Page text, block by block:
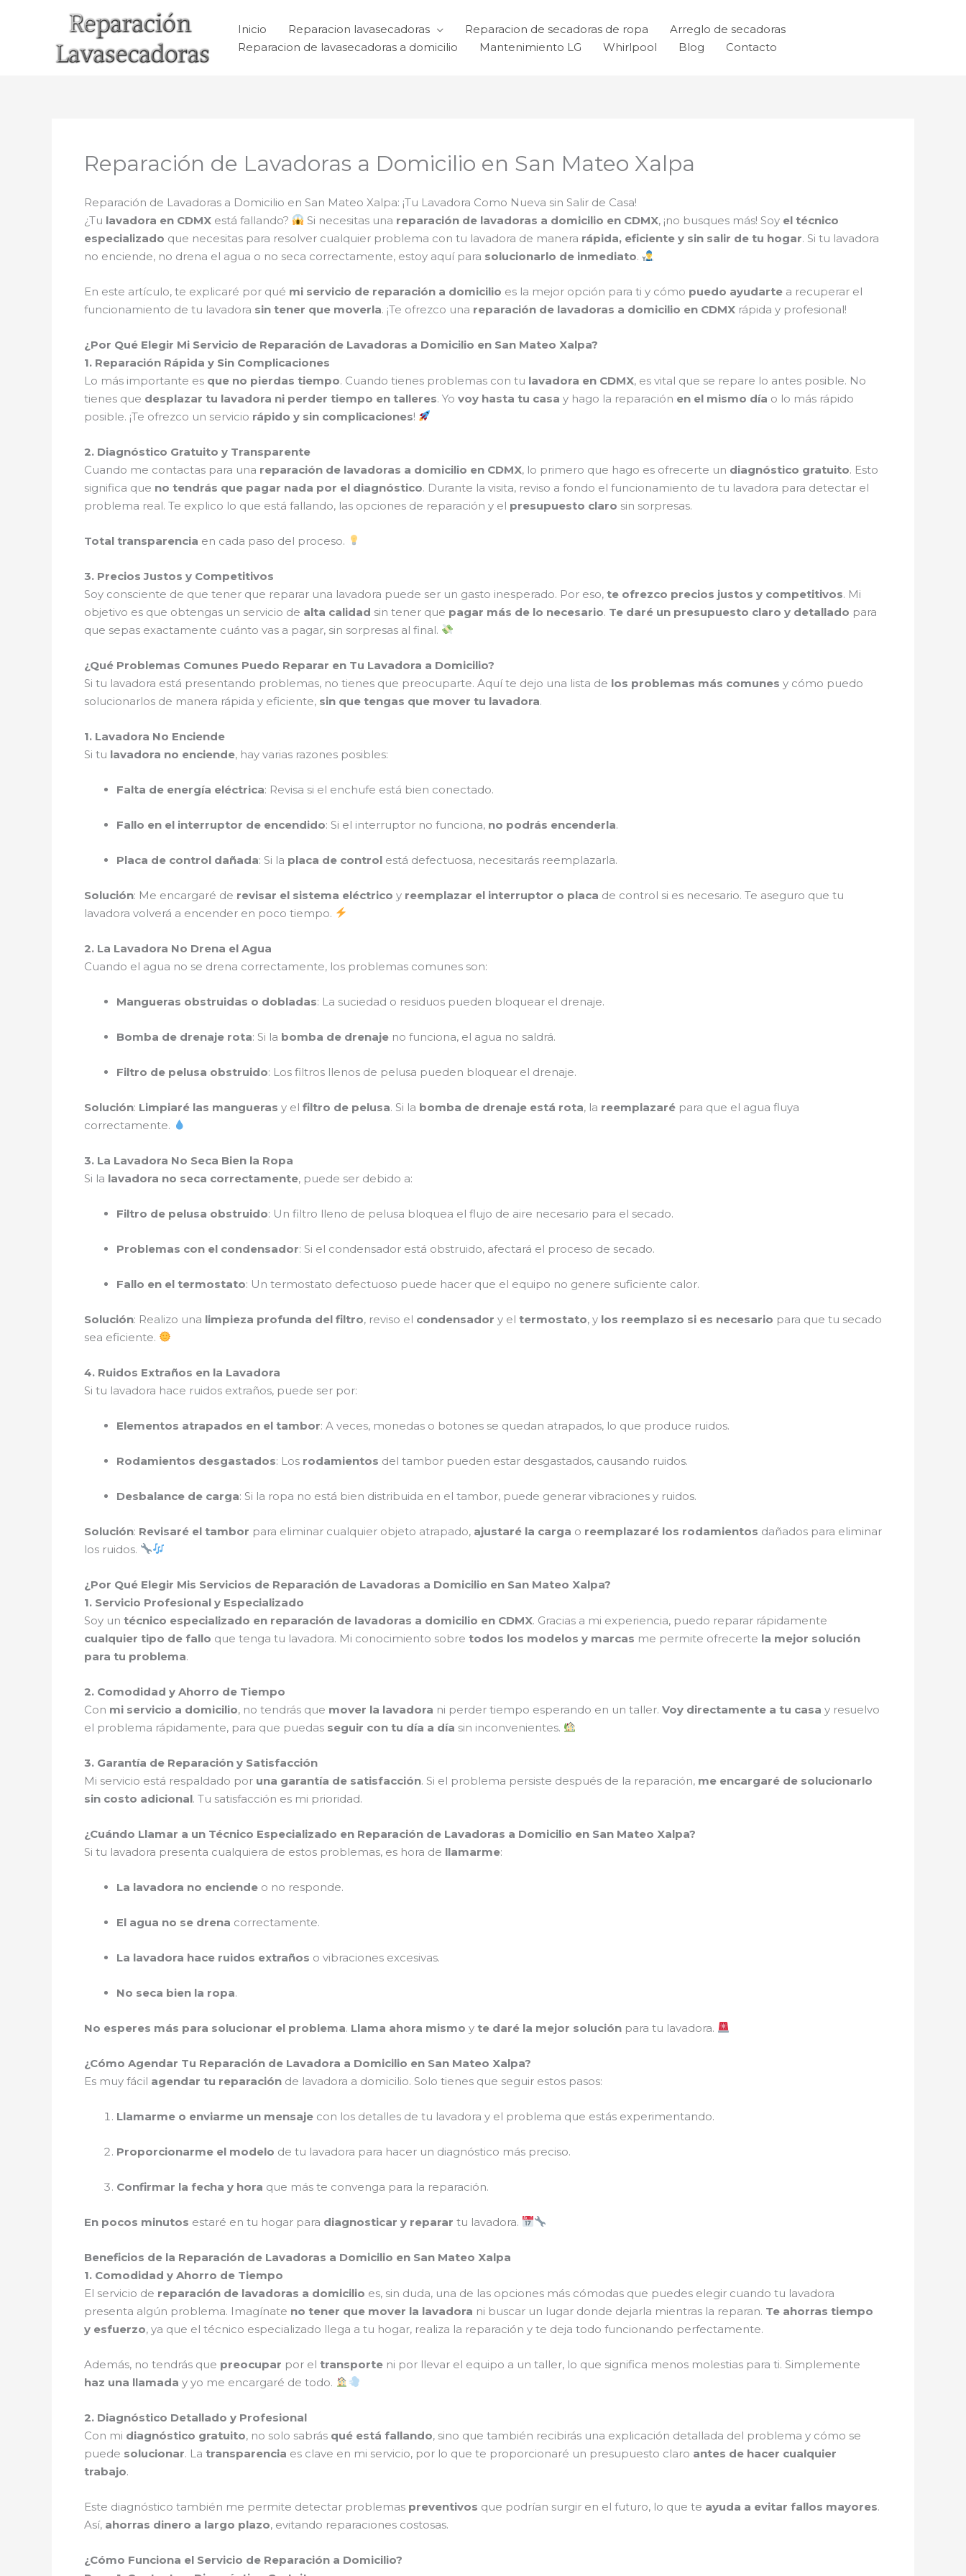
Inicio Reparacion lavasecadoras Reparacion de secadoras de ropa
Arreglo de secadoras
Reparacion de lavasecadoras a domicilio
Mantenimiento LG Whirlpool Blog Contacto
Reparación de Lavadoras a Domicilio en San Mateo Xalpa
Reparación de Lavadoras a Domicilio en San Mateo Xalpa: ¡Tu Lavadora Como Nueva sin Salir de Casa!
¿Tu lavadora en CDMX está fallando? Si necesitas una reparación de lavadoras a domicilio en CDMX, ¡no busques más! Soy el técnico
especializado que necesitas para resolver cualquier problema con tu lavadora de manera rápida, eficiente y sin salir de tu hogar. Si tu lavadora
no enciende, no drena el agua o no seca correctamente, estoy aquí para solucionarlo de inmediato.
En este artículo, te explicaré por qué mi servicio de reparación a domicilio es la mejor opción para ti y cómo puedo ayudarte a recuperar el
funcionamiento de tu lavadora sin tener que moverla. ¡Te ofrezco una reparación de lavadoras a domicilio en CDMX rápida y profesional!
¿Por Qué Elegir Mi Servicio de Reparación de Lavadoras a Domicilio en San Mateo Xalpa?
1. Reparación Rápida y Sin Complicaciones
Lo más importante es que no pierdas tiempo. Cuando tienes problemas con tu lavadora en CDMX, es vital que se repare lo antes posible. No
tienes que desplazar tu lavadora ni perder tiempo en talleres. Yo voy hasta tu casa y hago la reparación en el mismo día o lo más rápido
posible. ¡Te ofrezco un servicio rápido y sin complicaciones!
2. Diagnóstico Gratuito y Transparente
Cuando me contactas para una reparación de lavadoras a domicilio en CDMX, lo primero que hago es ofrecerte un diagnóstico gratuito. Esto
significa que no tendrás que pagar nada por el diagnóstico. Durante la visita, reviso a fondo el funcionamiento de tu lavadora para detectar el
problema real. Te explico lo que está fallando, las opciones de reparación y el presupuesto claro sin sorpresas.
Total transparencia en cada paso del proceso.
3. Precios Justos y Competitivos
Soy consciente de que tener que reparar una lavadora puede ser un gasto inesperado. Por eso, te ofrezco precios justos y competitivos. Mi
objetivo es que obtengas un servicio de alta calidad sin tener que pagar más de lo necesario. Te daré un presupuesto claro y detallado para
que sepas exactamente cuánto vas a pagar, sin sorpresas al final.
¿Qué Problemas Comunes Puedo Reparar en Tu Lavadora a Domicilio?
Si tu lavadora está presentando problemas, no tienes que preocuparte. Aquí te dejo una lista de los problemas más comunes y cómo puedo
solucionarlos de manera rápida y eficiente, sin que tengas que mover tu lavadora.
1. Lavadora No Enciende
Si tu lavadora no enciende, hay varias razones posibles:
Falta de energía eléctrica: Revisa si el enchufe está bien conectado.
Fallo en el interruptor de encendido: Si el interruptor no funciona, no podrás encenderla.
Placa de control dañada: Si la placa de control está defectuosa, necesitarás reemplazarla.
Solución: Me encargaré de revisar el sistema eléctrico y reemplazar el interruptor o placa de control si es necesario. Te aseguro que tu
lavadora volverá a encender en poco tiempo.
2. La Lavadora No Drena el Agua
Cuando el agua no se drena correctamente, los problemas comunes son:
Mangueras obstruidas o dobladas: La suciedad o residuos pueden bloquear el drenaje.
Bomba de drenaje rota: Si la bomba de drenaje no funciona, el agua no saldrá.
Filtro de pelusa obstruido: Los filtros llenos de pelusa pueden bloquear el drenaje.
Solución: Limpiaré las mangueras y el filtro de pelusa. Si la bomba de drenaje está rota, la reemplazaré para que el agua fluya
correctamente.
3. La Lavadora No Seca Bien la Ropa
Si la lavadora no seca correctamente, puede ser debido a:
Filtro de pelusa obstruido: Un filtro lleno de pelusa bloquea el flujo de aire necesario para el secado.
Problemas con el condensador: Si el condensador está obstruido, afectará el proceso de secado.
Fallo en el termostato: Un termostato defectuoso puede hacer que el equipo no genere suficiente calor.
Solución: Realizo una limpieza profunda del filtro, reviso el condensador y el termostato, y los reemplazo si es necesario para que tu secado
sea eficiente.
4. Ruidos Extraños en la Lavadora
Si tu lavadora hace ruidos extraños, puede ser por:
Elementos atrapados en el tambor: A veces, monedas o botones se quedan atrapados, lo que produce ruidos.
Rodamientos desgastados: Los rodamientos del tambor pueden estar desgastados, causando ruidos.
Desbalance de carga: Si la ropa no está bien distribuida en el tambor, puede generar vibraciones y ruidos.
Solución: Revisaré el tambor para eliminar cualquier objeto atrapado, ajustaré la carga o reemplazaré los rodamientos dañados para eliminar
los ruidos.
¿Por Qué Elegir Mis Servicios de Reparación de Lavadoras a Domicilio en San Mateo Xalpa?
1. Servicio Profesional y Especializado
Soy un técnico especializado en reparación de lavadoras a domicilio en CDMX. Gracias a mi experiencia, puedo reparar rápidamente
cualquier tipo de fallo que tenga tu lavadora. Mi conocimiento sobre todos los modelos y marcas me permite ofrecerte la mejor solución
para tu problema.
2. Comodidad y Ahorro de Tiempo
Con mi servicio a domicilio, no tendrás que mover la lavadora ni perder tiempo esperando en un taller. Voy directamente a tu casa y resuelvo
el problema rápidamente, para que puedas seguir con tu día a día sin inconvenientes.
3. Garantía de Reparación y Satisfacción
Mi servicio está respaldado por una garantía de satisfacción. Si el problema persiste después de la reparación, me encargaré de solucionarlo
sin costo adicional. Tu satisfacción es mi prioridad.
¿Cuándo Llamar a un Técnico Especializado en Reparación de Lavadoras a Domicilio en San Mateo Xalpa?
Si tu lavadora presenta cualquiera de estos problemas, es hora de llamarme:
La lavadora no enciende o no responde.
El agua no se drena correctamente.
La lavadora hace ruidos extraños o vibraciones excesivas.
No seca bien la ropa.
No esperes más para solucionar el problema. Llama ahora mismo y te daré la mejor solución para tu lavadora.
¿Cómo Agendar Tu Reparación de Lavadora a Domicilio en San Mateo Xalpa?
Es muy fácil agendar tu reparación de lavadora a domicilio. Solo tienes que seguir estos pasos:
Llamarme o enviarme un mensaje con los detalles de tu lavadora y el problema que estás experimentando.
Proporcionarme el modelo de tu lavadora para hacer un diagnóstico más preciso.
Confirmar la fecha y hora que más te convenga para la reparación.
En pocos minutos estaré en tu hogar para diagnosticar y reparar tu lavadora.
Beneficios de la Reparación de Lavadoras a Domicilio en San Mateo Xalpa
1. Comodidad y Ahorro de Tiempo
El servicio de reparación de lavadoras a domicilio es, sin duda, una de las opciones más cómodas que puedes elegir cuando tu lavadora
presenta algún problema. Imagínate no tener que mover la lavadora ni buscar un lugar donde dejarla mientras la reparan. Te ahorras tiempo
y esfuerzo, ya que el técnico especializado llega a tu hogar, realiza la reparación y te deja todo funcionando perfectamente.
Además, no tendrás que preocupar por el transporte ni por llevar el equipo a un taller, lo que significa menos molestias para ti. Simplemente
haz una llamada y yo me encargaré de todo.
2. Diagnóstico Detallado y Profesional
Con mi diagnóstico gratuito, no solo sabrás qué está fallando, sino que también recibirás una explicación detallada del problema y cómo se
puede solucionar. La transparencia es clave en mi servicio, por lo que te proporcionaré un presupuesto claro antes de hacer cualquier
trabajo.
Este diagnóstico también me permite detectar problemas preventivos que podrían surgir en el futuro, lo que te ayuda a evitar fallos mayores.
Así, ahorras dinero a largo plazo, evitando reparaciones costosas.
¿Cómo Funciona el Servicio de Reparación a Domicilio?